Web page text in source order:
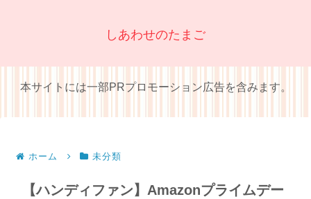
しあわせのたまご
本サイトには一部PRプロモーション広告を含みます。
ホーム 未分類
【ハンディファン】Amazonプライムデー